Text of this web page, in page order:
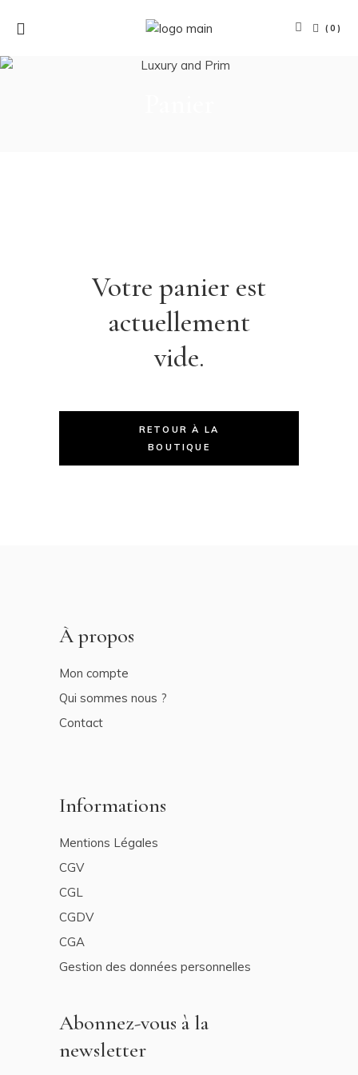
(0)
Votre panier est
actuellement
vide.
RETOUR À LA
BOUTIQUE
À propos
Mon compte
Qui sommes nous ?
Contact
Informations
Mentions Légales
CGV
CGL
CGDV
CGA
Gestion des données personnelles
Abonnez-vous à la
newsletter